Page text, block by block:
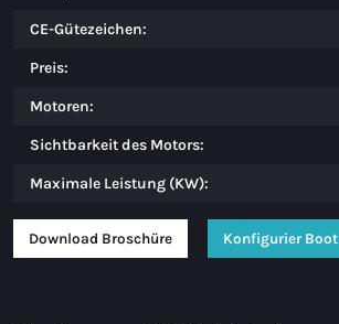
CE-Gütezeichen:
Preis:
Motoren:
Sichtbarkeit des Motors:
Maximale Leistung (KW):
Download Broschüre Konfigurier Boot